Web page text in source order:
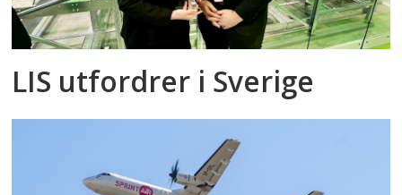
LIS utfordrer i Sverige